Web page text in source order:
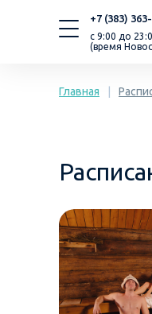
с 9:00 до
(время
+7 (383)
Главная